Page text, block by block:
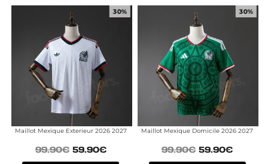
30%
Maillot Mexique Exterieur 2026 2027
99.90€ 59.90€
30%
Maillot Mexique Domicile 2026 2027
99.90€ 59.90€